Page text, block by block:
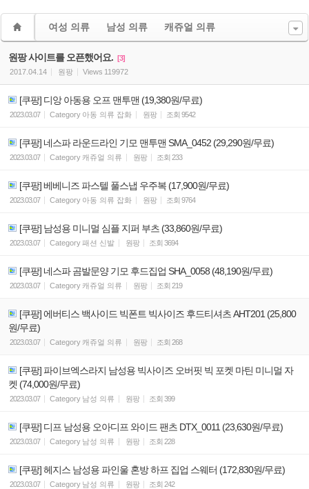
여성 의류 남성 의류 캐쥬얼 의류
원팡 사이트를 오픈했어요. [3]
2017.04.14
원팡 Views 119972
[쿠팡] 디앙 아동용 오프 맨투맨 (19,380원/무료)
2023.03.07 Category 아동 의류 잡화 원팡 조회 9542
[쿠팡] 네스파 라운드라인 기모 맨투맨 SMA_0452 (29,290원/무료)
2023.03.07 Category 캐쥬얼 의류 원팡 조회 233
[쿠팡] 베베니즈 파스텔 풀스냅 우주복 (17,900원/무료)
2023.03.07 Category 아동 의류 잡화 원팡 조회 9764
[쿠팡] 남성용 미니멀 심플 지퍼 부츠 (33,860원/무료)
2023.03.07 Category패션 신발 원팡 조회 3694
[쿠팡] 네스파 곰발문양 기모 후드집업 SHA_0058 (48,190원/무료)
2023.03.07 Category 캐쥬얼 의류 원팡 조회 219
[쿠팡] 에버티스 백사이드 빅폰트 빅사이즈 후드티셔츠 AHT201 (25,800
원/무료)
2023.03.07 Category 캐쥬얼 의류 원팡 조회 268
[쿠팡] 파이브엑스라지 남성용 빅사이즈 오버핏 빅 포켓 마틴 미니멀 자
켓 (74,000원/무료)
2023.03.07 Category 남성 의류 원팡 조회 399
[쿠팡] 디프 남성용 오아디프 와이드 팬츠 DTX_0011 (23,630원/무료)
2023.03.07 Category 남성 의류 원팡 조회 228
[쿠팡] 헤지스 남성용 파인울 혼방 하프 집업 스웨터 (172,830원/무료)
2023.03.07 Category 남성 의류 원팡 조회 242